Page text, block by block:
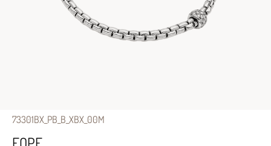
73301BX_PB_B_XBX_00M